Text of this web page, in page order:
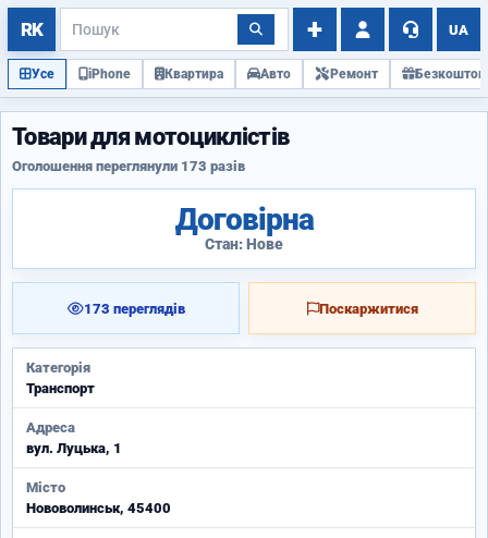
UA
Усе iPhone Квартира Авто Ремонт
Товари для мотоциклістів
Оголошення переглянули 173 разів
Договірна
Стан: Нове
173 переглядів Поскаржитися
Категорія
Транспорт
Адреса
вул. Луцька, 1
Місто
Нововолинськ, 45400